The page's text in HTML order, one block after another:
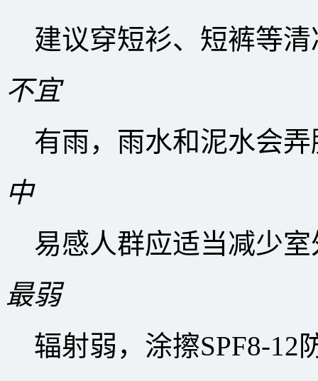
建议穿短衫、短裤等
不宜
有雨，雨水和泥水会
中
易感人群应适当减少
最弱
辐射弱，涂擦SPF8-12